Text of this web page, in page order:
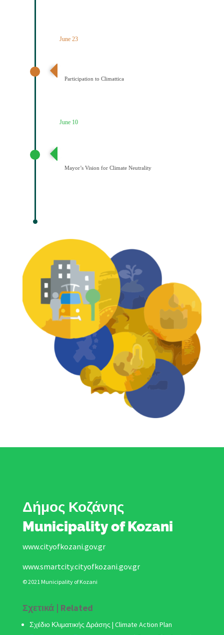
June 23
Participation to Climattica
June 10
Mayor’s Vision for Climate Neutrality
Δήμος Κοζάνης
Municipality of Kozani
www.cityofkozani.gov.gr
www.smartcity.cityofkozani.gov.gr
© 2021 Municipality of Kozani
Σχετικά | Related
Σχέδιο Κλιματικής Δράσης | Climate Action Plan